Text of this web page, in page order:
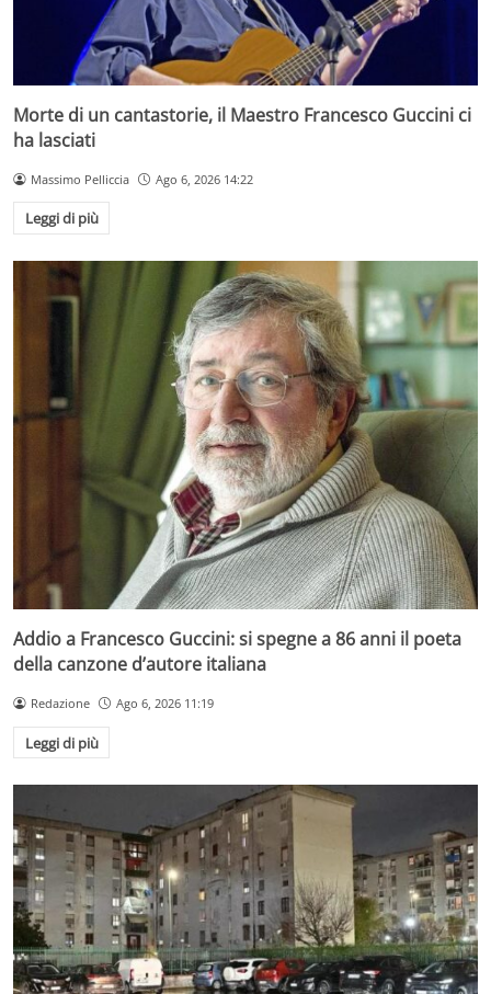
Morte di un cantastorie, il Maestro Francesco Guccini ci
ha lasciati
Massimo Pelliccia Ago 6, 2026 14:22
Leggi di più
Addio a Francesco Guccini: si spegne a 86 anni il poeta
della canzone d’autore italiana
Redazione Ago 6, 2026 11:19
Leggi di più